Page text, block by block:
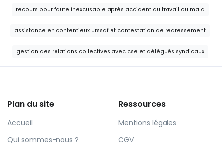
recours pour faute inexcusable après accident du travail ou mala
assistance en contentieux urssaf et contestation de redressement
gestion des relations collectives avec cse et délégués syndicaux
Plan du site
Accueil
Qui sommes-nous ?
Ressources
Mentions légales
CGV